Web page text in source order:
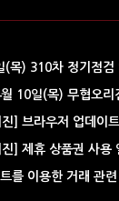
(목) 310차 정기점검
10일(목) 무협오리
진] 브라우저 업데이
] 제휴 상품권 사용
를 이용한 거래 관련